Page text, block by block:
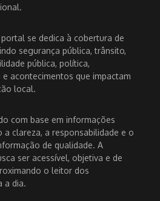
se dedica à cobertura de
segurança pública, trânsito,
pública, política,
acontecimentos que impactam
local.
com base em informações
a clareza, a responsabilidade e o
de qualidade. A
ser acessível, objetiva e de
o leitor dos
a dia.